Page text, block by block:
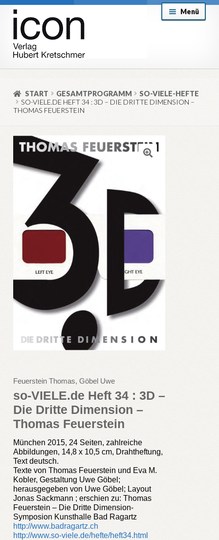
Zur
Navigation
springen
Zum
Inhalt
springen
Menü
About
Versand & Lieferung
Allgemeine Geschäftsbedingungen
Aktuell
START GESAMTPROGRAMM
SO-VIELE-HEFTE
SO-VIELE.DE HEFT 34 : 3D – DIE DRITTE DIMENSION –
THOMAS FEUERSTEIN
Feuerstein Thomas, Göbel Uwe
so-VIELE.de Heft 34 : 3D –
Die Dritte Dimension –
Thomas Feuerstein
München 2015, 24 Seiten, zahlreiche
Abbildungen, 14,8 x 10,5 cm, Drahtheftung,
Text deutsch.
Texte von Thomas Feuerstein und Eva M.
Kobler, Gestaltung Uwe Göbel;
herausgegeben von Uwe Göbel; Layout
Jonas Sackmann ; erschien zu: Thomas
Feuerstein – Die Dritte Dimension-
Symposion Kunsthalle Bad Ragartz
http://www.badragartz.ch
http://www.so-viele.de/hefte/heft34.html